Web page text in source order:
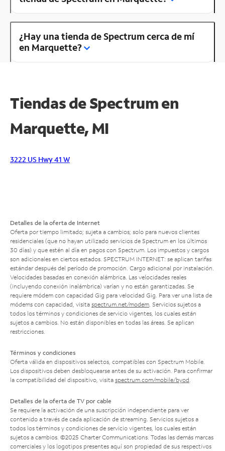
¿Hay una tienda de Spectrum cerca de mí
en Marquette?
Tiendas de Spectrum en
Marquette, MI
3222 US Hwy 41 W
Detalles de la oferta de Internet
Oferta por tiempo limitado; sujeta a cambios; solo para nuevos clientes
residenciales (que no hayan utilizado servicios de Spectrum en los últimos
30 días) y que estén al día en pagos con Spectrum. Los impuestos y cargos
son adicionales en ciertos estados. SPECTRUM INTERNET: se aplican tarifas
estándar después del período de promoción. Cargo adicional por instalación.
Velocidades basadas en conexión alámbrica. Las velocidades reales
(incluyendo conexión inalámbrica) varían y no están garantizadas. Se
requiere módem con capacidad Gig para velocidad Gig. Para ver una lista de
módems con capacidad, visita spectrum.net/modem . Servicios sujetos a
todos los términos y condiciones de servicio vigentes, los cuales están
sujetos a cambios. No están disponibles en todas las áreas. Se aplican
restricciones.
Términos y condiciones
Oferta válida en dispositivos selectos, compatibles con Spectrum Mobile.
Los dispositivos deben desbloquearse antes de su activación. Para confirmar
la compatibilidad del dispositivo, visita spectrum.com/mobile/byod
Detalles de la oferta de TV por cable
Se requiere la activación de una suscripción independiente para ver
contenido a través de cada aplicación de streaming. Servicios sujetos a
todos los términos y condiciones de servicio vigentes, los cuales están
sujetos a cambios. ©2025 Charter Communications. Todas las demás marcas
comerciales y los logotipos presentes aquí son propiedad de sus respectivos